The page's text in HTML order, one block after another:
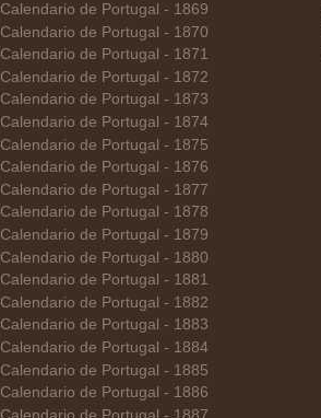
Calendario de Portugal - 1869
Calendario de Portugal - 1870
Calendario de Portugal - 1871
Calendario de Portugal - 1872
Calendario de Portugal - 1873
Calendario de Portugal - 1874
Calendario de Portugal - 1875
Calendario de Portugal - 1876
Calendario de Portugal - 1877
Calendario de Portugal - 1878
Calendario de Portugal - 1879
Calendario de Portugal - 1880
Calendario de Portugal - 1881
Calendario de Portugal - 1882
Calendario de Portugal - 1883
Calendario de Portugal - 1884
Calendario de Portugal - 1885
Calendario de Portugal - 1886